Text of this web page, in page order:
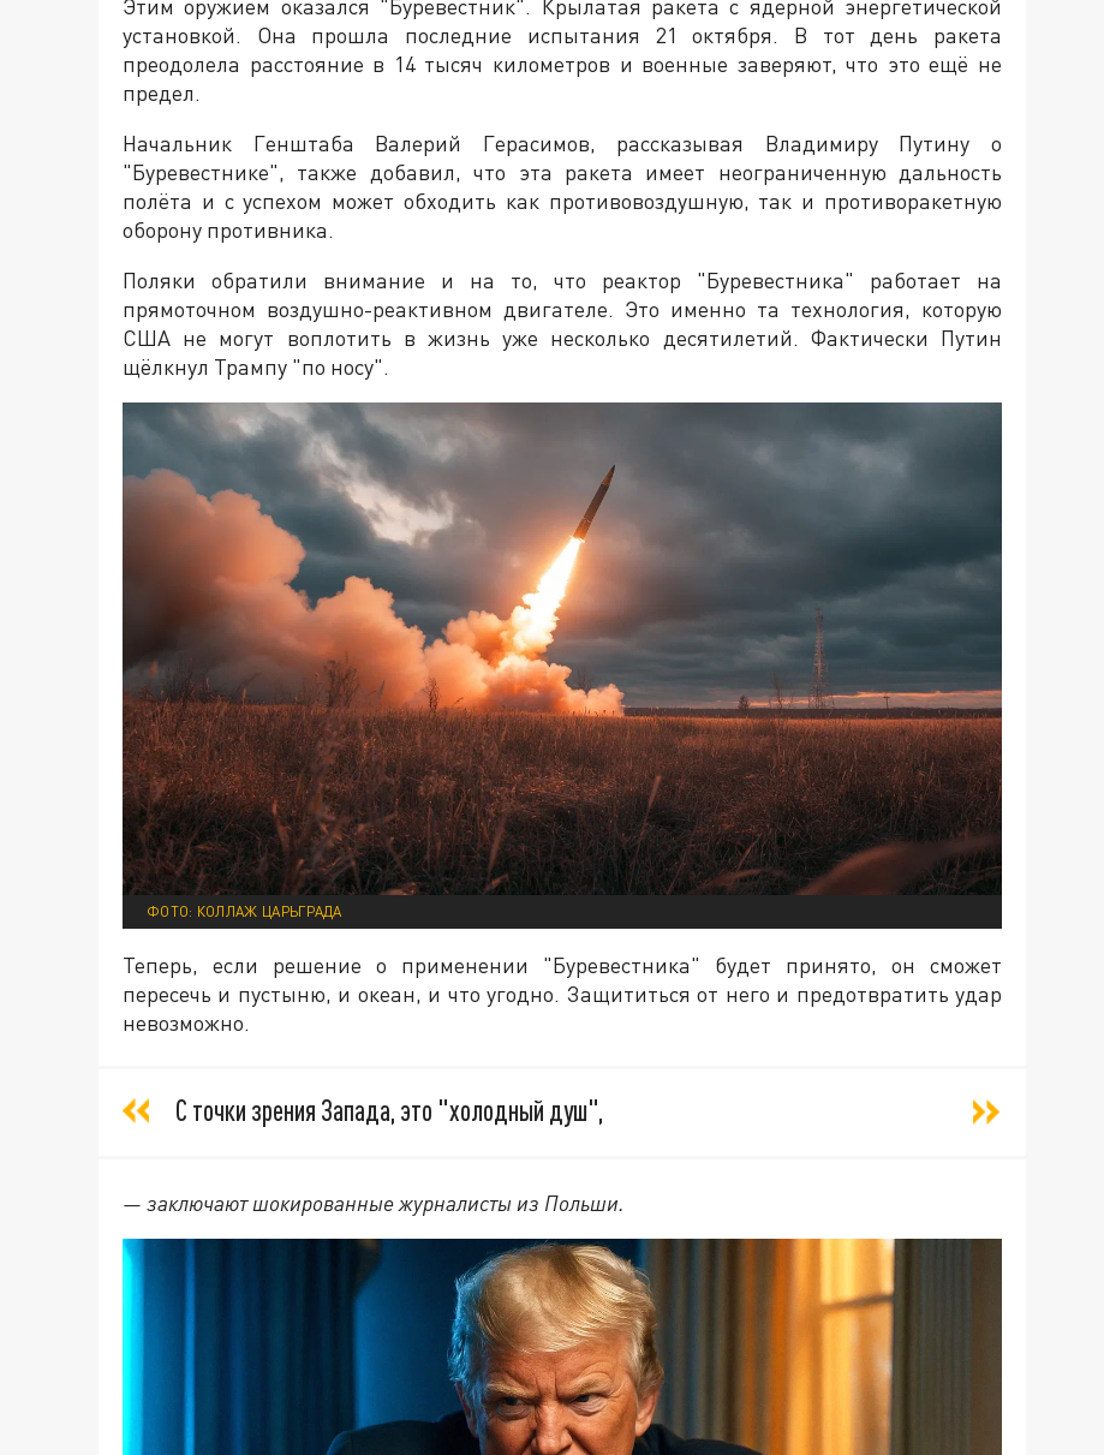
Этим оружием оказался "Буревестник". Крылатая ракета с ядерной энергетической
установкой. Она прошла последние испытания 21 октября. В тот день ракета
преодолела расстояние в 14 тысяч километров и военные заверяют, что это ещё не
предел.
Начальник Генштаба Валерий Герасимов, рассказывая Владимиру Путину о
"Буревестнике", также добавил, что эта ракета имеет неограниченную дальность
полёта и с успехом может обходить как противовоздушную, так и противоракетную
оборону противника.
Поляки обратили внимание и на то, что реактор "Буревестника" работает на
прямоточном воздушно-реактивном двигателе. Это именно та технология, которую
США не могут воплотить в жизнь уже несколько десятилетий. Фактически Путин
щёлкнул Трампу "по носу".
ФОТО: КОЛЛАЖ ЦАРЬГРАДА
Теперь, если решение о применении "Буревестника" будет принято, он сможет
пересечь и пустыню, и океан, и что угодно. Защититься от него и предотвратить удар
невозможно.
С точки зрения Запада, это "холодный душ",
— заключают шокированные журналисты из Польши.